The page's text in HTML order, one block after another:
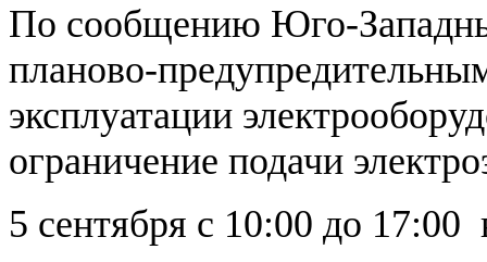
По сообщению Юго-
планово-
эксплуатации
ограничение подачи
5 сентября с 10:00 до